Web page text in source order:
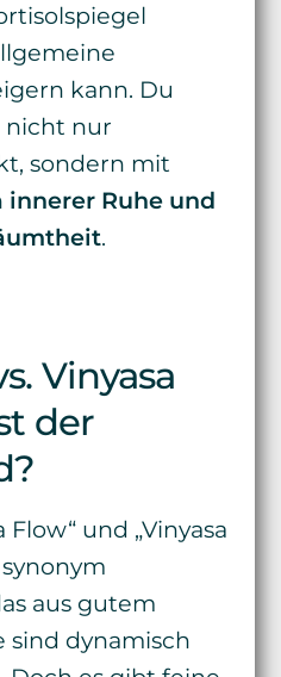
kann. Du
nicht nur
sondern mit
innerer Ruhe und
.
Vinyasa
der
und „Vinyasa
aus gutem
sind dynamisch